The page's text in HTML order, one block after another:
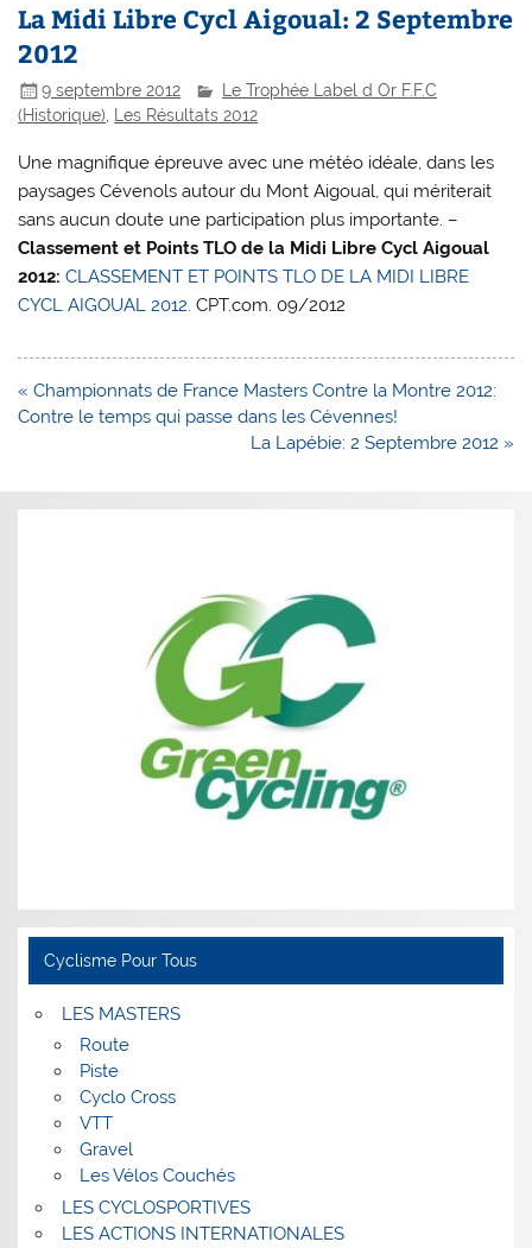
La Midi Libre Cycl Aigoual: 2 Septembre
2012
9 septembre 2012
Le Trophée Label d Or F.F.C
(Historique), Les Résultats 2012
Une magnifique épreuve avec une météo idéale, dans les
paysages Cévenols autour du Mont Aigoual, qui mériterait
sans aucun doute une participation plus importante. –
Classement et Points TLO de la Midi Libre Cycl Aigoual
2012: CLASSEMENT ET POINTS TLO DE LA MIDI LIBRE
CYCL AIGOUAL 2012. CPT.com. 09/2012
Navigation
de
« Championnats de France Masters Contre la Montre 2012:
Contre le temps qui passe dans les Cévennes!
La Lapébie: 2 Septembre 2012 »
Cyclisme Pour Tous
LES MASTERS
Route
Piste
Cyclo Cross
VTT
Gravel
Les Vélos Couchés
LES CYCLOSPORTIVES
LES ACTIONS INTERNATIONALES